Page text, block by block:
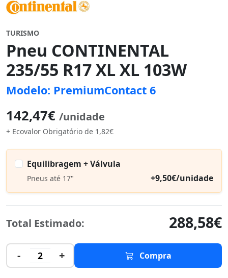
TURISMO
Pneu CONTINENTAL
235/55 R17 XL XL 103W
Modelo: PremiumContact 6
142,47€ /unidade
+ Ecovalor Obrigatório de 1,82€
Equilibragem + Válvula
Pneus até 17" +9,50€/unidade
Total Estimado: 288,58€
- 2 + Compra